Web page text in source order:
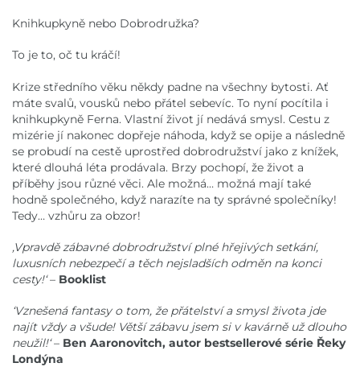
Knihkupkyně nebo Dobrodružka?
To je to, oč tu kráčí!
Krize středního věku někdy padne na všechny bytosti. Ať
máte svalů, vousků nebo přátel sebevíc. To nyní pocítila i
knihkupkyně Ferna. Vlastní život jí nedává smysl. Cestu z
mizérie jí nakonec dopřeje náhoda, když se opije a následně
se probudí na cestě uprostřed dobrodružství jako z knížek,
které dlouhá léta prodávala. Brzy pochopí, že život a
příběhy jsou různé věci. Ale možná… možná mají také
hodně společného, když narazíte na ty správné společníky!
Tedy… vzhůru za obzor!
,Vpravdě zábavné dobrodružství plné hřejivých setkání,
luxusních nebezpečí a těch nejsladších odměn na konci
cesty!‘– Booklist
‘Vznešená fantasy o tom, že přátelství a smysl života jde
najít vždy a všude! Větší zábavu jsem si v kavárně už dlouho
neužil!‘– Ben Aaronovitch, autor bestsellerové série Řeky
Londýna